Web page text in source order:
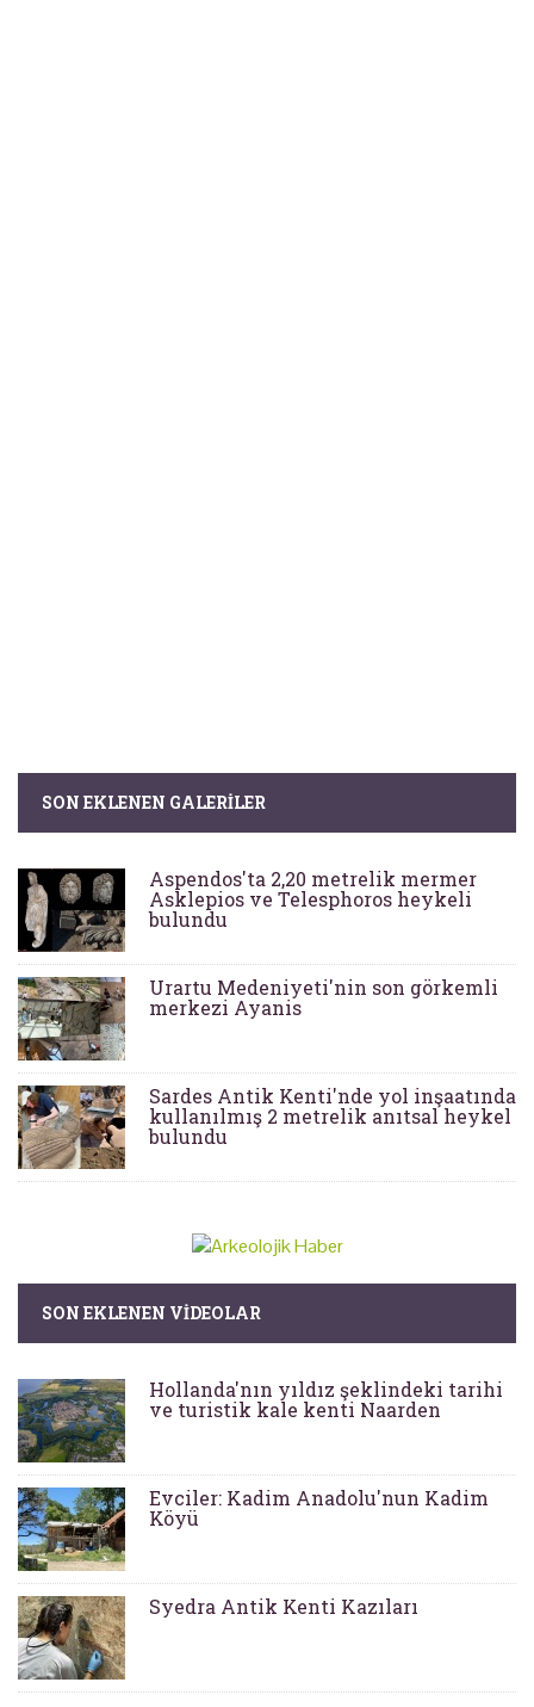
SON EKLENEN GALERILER
Aspendos'ta 2,20 metrelik mermer
Asklepios ve Telesphoros heykeli
bulundu
Urartu Medeniyeti'nin son görkemli
merkezi Ayanis
Sardes Antik Kenti'nde yol inşaatında
kullanılmış 2 metrelik anıtsal heykel
bulundu
SON EKLENEN VIDEOLAR
Hollanda'nın yıldız şeklindeki tarihi
ve turistik kale kenti Naarden
Evciler: Kadim Anadolu'nun Kadim
Köyü
Syedra Antik Kenti Kazıları